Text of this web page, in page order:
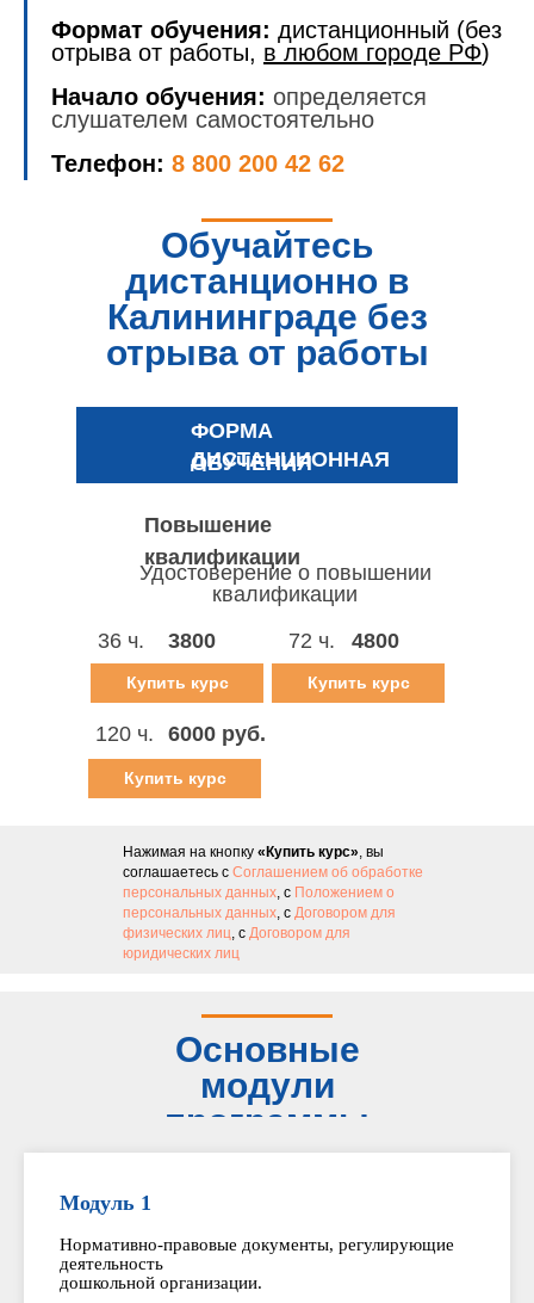
Формат обучения: дистанционный (без
отрыва от работы, в любом городе РФ)
Начало обучения: определяется
слушателем самостоятельно
Телефон: 8 800 200 42 62
Обучайтесь
дистанционно в
Калининграде без
отрыва от работы
ФОРМА
ОБУЧЕНИЯ
ДИСТАНЦИОННАЯ
Повышение
квалификации
Удостоверение о повышении
квалификации
36 ч.
72 ч.
120 ч.
3800
4800
6000 руб.
Купить курс
Купить курс
Купить курс
Нажимая на кнопку «Купить курс», вы
соглашаетесь с Соглашением об обработке
персональных данных, с Положением о
персональных данных, с Договором для
физических лиц, с Договором для
юридических лиц
Основные
модули
программы
Модуль 1
Нормативно-правовые документы, регулирующие
деятельность
дошкольной организации.